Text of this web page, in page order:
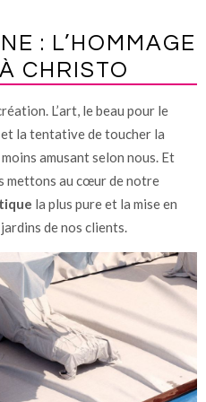
: L’HOMMAGE
CHRISTO
L’art, le beau pour le
et la tentative de toucher la
amusant selon nous. Et
mettons au cœur de notre
la plus pure et la mise en
de nos clients.